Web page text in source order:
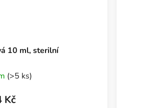
10 ml, sterilní
(>5 ks)
Kč